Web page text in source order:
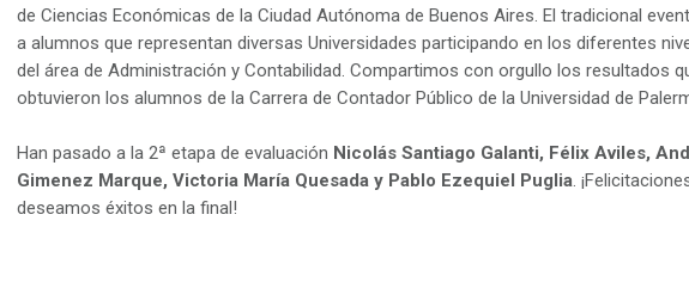
de Ciencias Económicas de la Ciudad Autónoma de Buenos Aires. El tradicional
a alumnos que representan diversas Universidades participando en los diferentes
del área de Administración y Contabilidad. Compartimos con orgullo los resultados
obtuvieron los alumnos de la Carrera de Contador Público de la Universidad de
Han pasado a la 2ª etapa de evaluación Nicolás Santiago Galanti, Félix Aviles,
Gimenez Marque, Victoria María Quesada y Pablo Ezequiel Puglia.
deseamos éxitos en la final!